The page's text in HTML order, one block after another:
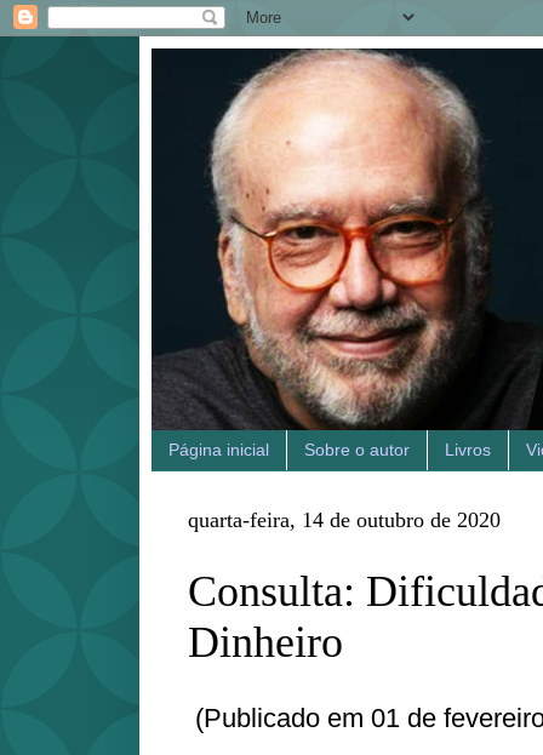
Página inicial Sobre o autor Livros
quarta-feira, 14 de outubro de 2020
Consulta:
Dinheiro
(Publicado em 01 de